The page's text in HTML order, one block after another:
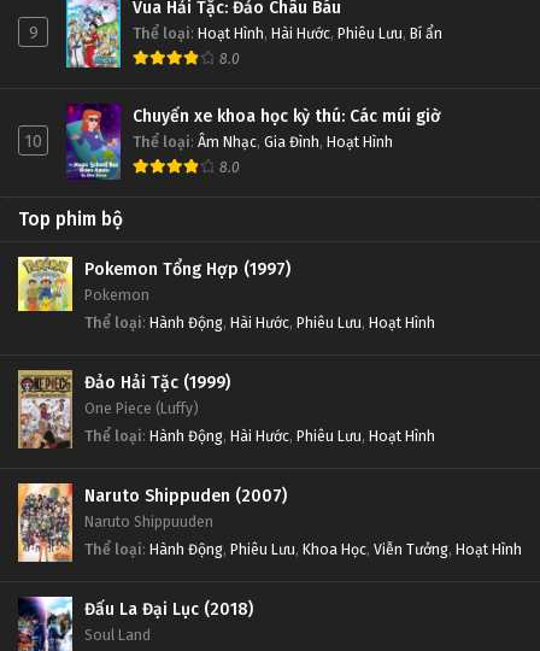
9
Vua Hải Tặc: Đảo Châu Báu
Thể loại: Hoạt Hình, Hài Hước, Phiêu Lưu, Bí ẩn
8.0
10
Chuyến xe khoa học kỳ thú: Các múi giờ
Thể loại: Âm Nhạc, Gia Đình, Hoạt Hình
8.0
Top phim bộ
Pokemon Tổng Hợp (1997)
Pokemon
Thể loại: Hành Động, Hài Hước, Phiêu Lưu, Hoạt Hình
Đảo Hải Tặc (1999)
One Piece (Luffy)
Thể loại: Hành Động, Hài Hước, Phiêu Lưu, Hoạt Hình
Naruto Shippuden (2007)
Naruto Shippuuden
Thể loại: Hành Động, Phiêu Lưu, Khoa Học, Viễn Tưởng, Hoạt Hình
Đấu La Đại Lục (2018)
Soul Land